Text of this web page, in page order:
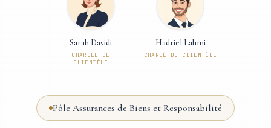
Sarah Davidi
CHARGÉE DE
CLIENTÈLE
Hadriel Lahmi
CHARGÉ DE CLIENTÈLE
Pôle Assurances de Biens et Responsabilité